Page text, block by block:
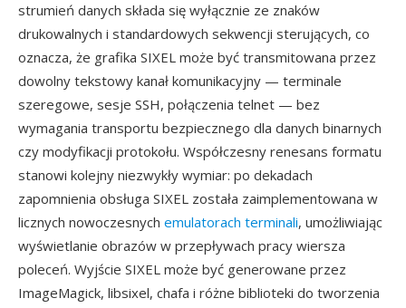
strumień danych składa się wyłącznie ze znaków
drukowalnych i standardowych sekwencji sterujących, co
oznacza, że grafika SIXEL może być transmitowana przez
dowolny tekstowy kanał komunikacyjny — terminale
szeregowe, sesje SSH, połączenia telnet — bez
wymagania transportu bezpiecznego dla danych binarnych
czy modyfikacji protokołu. Współczesny renesans formatu
stanowi kolejny niezwykły wymiar: po dekadach
zapomnienia obsługa SIXEL została zaimplementowana w
licznych nowoczesnych emulatorach terminali, umożliwiając
wyświetlanie obrazów w przepływach pracy wiersza
poleceń. Wyjście SIXEL może być generowane przez
ImageMagick, libsixel, chafa i różne biblioteki do tworzenia